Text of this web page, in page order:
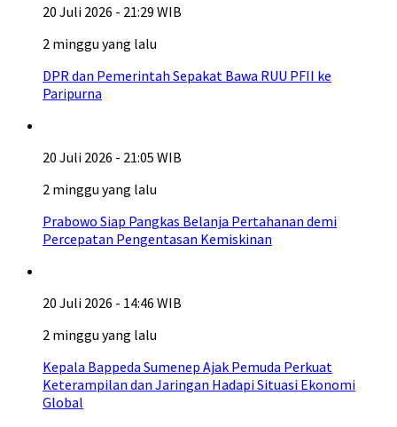
20 Juli 2026 - 21:29 WIB
2 minggu yang lalu
DPR dan Pemerintah Sepakat Bawa RUU PFII ke
Paripurna
20 Juli 2026 - 21:05 WIB
2 minggu yang lalu
Prabowo Siap Pangkas Belanja Pertahanan demi
Percepatan Pengentasan Kemiskinan
20 Juli 2026 - 14:46 WIB
2 minggu yang lalu
Kepala Bappeda Sumenep Ajak Pemuda Perkuat
Keterampilan dan Jaringan Hadapi Situasi Ekonomi
Global